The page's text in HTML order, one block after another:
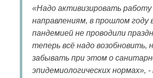
«Надо активизировать работу
направлениям, в прошлом году
пандемией не проводили
теперь всё надо возобновить,
забывать при этом о
эпидемиологических нормах», -